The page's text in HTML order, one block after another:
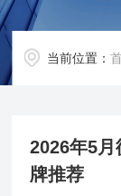
当前位置：
2026年5
牌推荐​